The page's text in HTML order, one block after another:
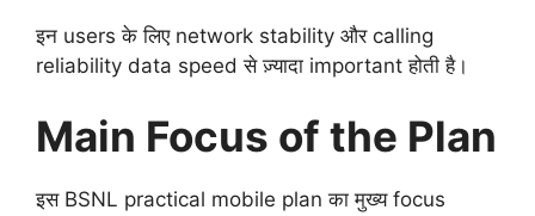
इन users के लिए network stability और calling
reliability data speed से ज़्यादा important होती है।
Main Focus of the Plan
इस BSNL practical mobile plan का मुख्य focus